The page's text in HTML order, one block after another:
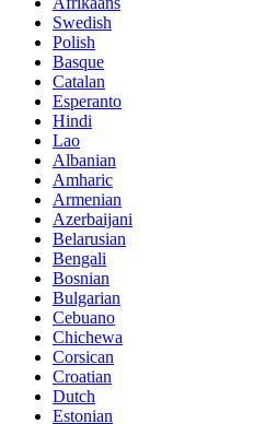
Swedish
Polish
Basque
Catalan
Esperanto
Hindi
Lao
Albanian
Amharic
Armenian
Azerbaijani
Belarusian
Bengali
Bosnian
Bulgarian
Cebuano
Chichewa
Corsican
Croatian
Dutch
Estonian